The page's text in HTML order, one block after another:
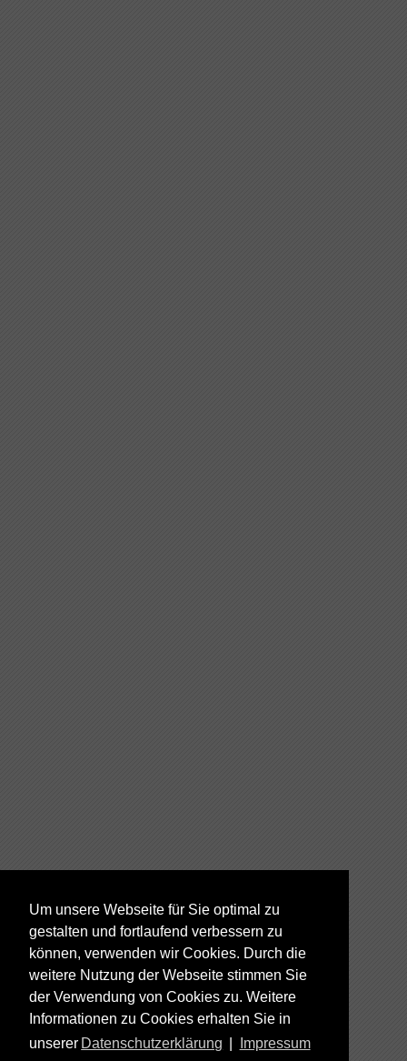
Um unsere Webseite für Sie optimal zu
gestalten und fortlaufend verbessern zu
können, verwenden wir Cookies. Durch die
weitere Nutzung der Webseite stimmen Sie
der Verwendung von Cookies zu. Weitere
Informationen zu Cookies erhalten Sie in
unserer Datenschutzerklärung Impressum